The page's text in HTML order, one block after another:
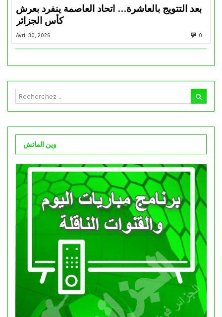
بعد التتويج بالعاشرة… اتحاد العاصمة ينفرد بعرش
كأس الجزائر
Avril 30, 2026 0
وين الماتش